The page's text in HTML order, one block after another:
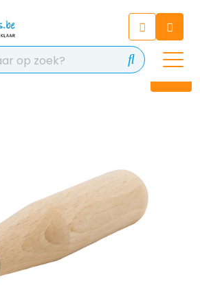
24/7 met onze chatbot
hulp